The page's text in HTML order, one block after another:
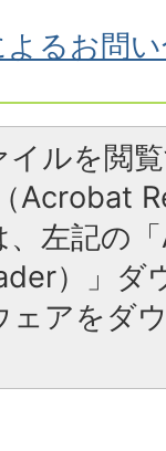
るお問
イルを閲
Acrobat
左記の
）」ダ
ェアをダ